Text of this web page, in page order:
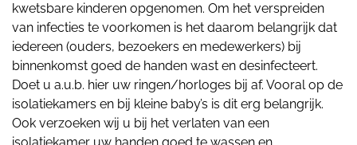
kwetsbare kinderen opgenomen. Om het verspreiden
van infecties te voorkomen is het daarom belangrijk dat
iedereen (ouders, bezoekers en medewerkers) bij
binnenkomst goed de handen wast en desinfecteert.
Doet u a.u.b. hier uw ringen/horloges bij af. Vooral op de
isolatiekamers en bij kleine baby’s is dit erg belangrijk.
Ook verzoeken wij u bij het verlaten van een